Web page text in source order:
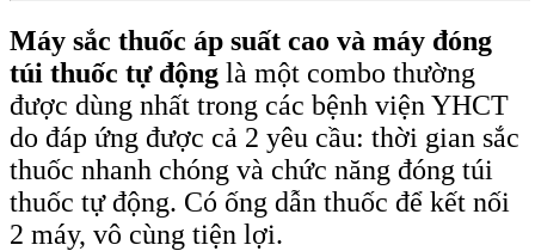
Máy sắc thuốc áp suất cao và máy đóng
túi thuốc tự động là một combo thường
được dùng nhất trong các bệnh viện YHCT
do đáp ứng được cả 2 yêu cầu: thời gian sắc
thuốc nhanh chóng và chức năng đóng túi
thuốc tự động. Có ống dẫn thuốc để kết nối
2 máy, vô cùng tiện lợi.